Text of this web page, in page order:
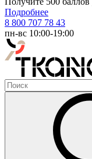
Подробнее
8 800 707 78 43
пн-вс 10:00-19:00